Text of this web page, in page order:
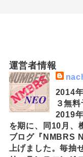
運営者情報
2014
３無
2019
を期に、同10月、
ブログ『NMBRS
上げました。毎抽